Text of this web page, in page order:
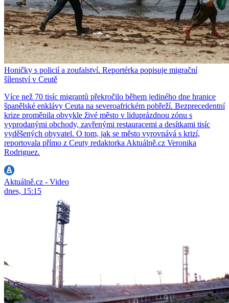
Honičky s policií a zoufalství. Reportérka popisuje migrační
šílenství v Ceutě
Více než 70 tisíc migrantů překročilo během jediného dne hranice
španělské enklávy Ceuta na severoafrickém pobřeží. Bezprecedentní
krize proměnila obvykle živé město v liduprázdnou zónu s
vyprodanými obchody, zavřenými restauracemi a desítkami tisíc
vyděšených obyvatel. O tom, jak se město vyrovnává s krizí,
reportovala přímo z Ceuty redaktorka Aktuálně.cz Veronika
Rodriguez.
Aktuálně.cz - Video
dnes, 15:15